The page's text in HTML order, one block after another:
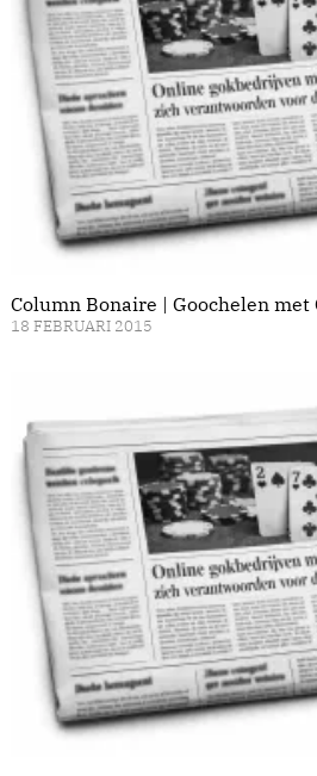
Column Bonaire | Goochelen met
18 FEBRUARI 2015